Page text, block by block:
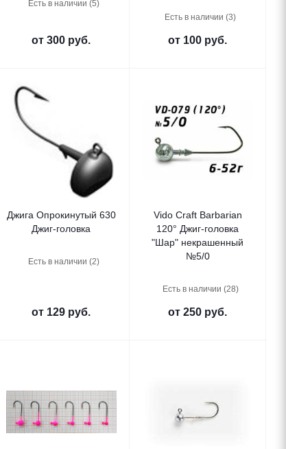
Есть в наличии (5)
от300 руб.
Есть в наличии (3)
от 100 руб.
Джига Опрокинутый 630
Джиг-головка
Есть в наличии (2)
от 129 руб.
Vido Craft Barbarian
120° Джиг-головка
"Шар" некрашенный
№5/0
Есть в наличии (28)
от250 руб.